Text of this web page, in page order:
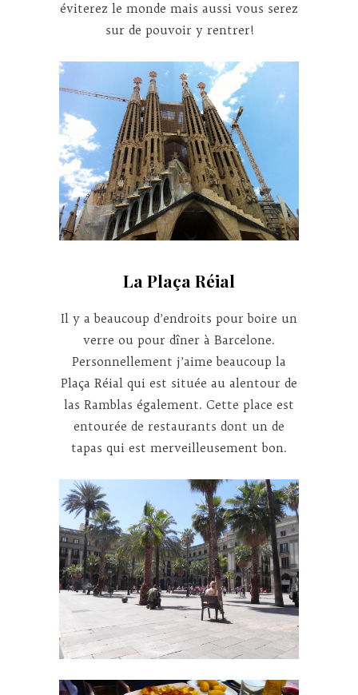
éviterez le monde mais aussi vous serez
sur de pouvoir y rentrer!
La Plaça Réial
Il y a beaucoup d’endroits pour boire un
verre ou pour dîner à Barcelone.
Personnellement j’aime beaucoup la
Plaça Réial qui est située au alentour de
las Ramblas également. Cette place est
entourée de restaurants dont un de
tapas qui est merveilleusement bon.